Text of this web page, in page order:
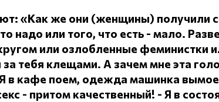
«Как же они (женщины) получили
надо или того, что есть - мало.
или озлобленные феминистки
за тебя клещами. А зачем мне эта
в кафе поем, одежда машинка
- притом качественный! - Я в